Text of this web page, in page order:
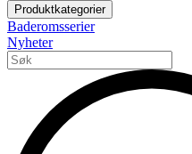
Produktkategorier
Baderomsserier
Nyheter